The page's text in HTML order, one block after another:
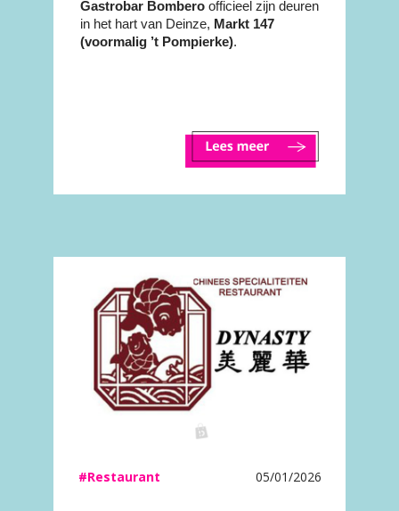
Gastrobar Bombero officieel zijn deuren
in het hart van Deinze, Markt 147
(voormalig ’t Pompierke).
#Restaurant 05/01/2026